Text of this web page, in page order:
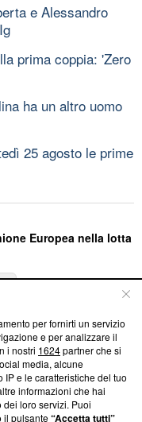
e Alessandro
prima coppia: 'Zero
ha un altro uomo
25 agosto le prime
Europea nella lotta
su Blasting
ci impegniamo a
nostra aderenza a
News non è
richiesto di farne
una verifica di
per fornirti un servizio
e per analizzare il
i nostri 1624partner che si
media, alcune
IP e le caratteristiche del tuo
informazioni che hai
loro servizi. Puoi
il pulsante“Accetta tutti”